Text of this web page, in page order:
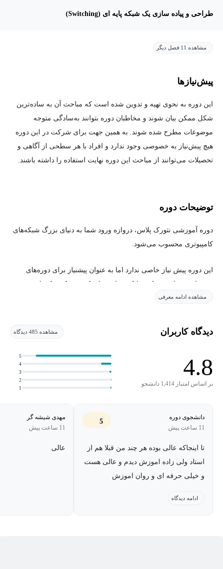
طراحی و پیاده سازی یک شبکه پایه ای (Switching)
مشاهده 11 فصل دیگر
پیش‌نیاز‌ها
این دوره به نحوی تهیه و تدوین شده است که مباحث آن به ساده‌ترین
شکل ممکن بیان شوند و مخاطبان دوره بتوانند به‌سادگی متوجه
موضوعات مطرح شده شوند. به همین جهت برای شرکت در این دوره
هیچ پیش‌نیاز به خصوصی وجود ندارد و افراد با هر سطحی از آگاهی و
تحصیلات می‌توانند از مباحث این دوره نهایت استفاده را داشته باشند.
توضیحات دوره
دوره آموزشی نتورک پلاس، دروازه ورود شما به دنیای بزرگ شبکه‌های
کامپیوتری محسوب می‌شود.
این دوره پیش نیاز خاصی ندارد اما به عنوان پیشنیاز برای دوره‌های
حرفه‌ای‌تر مثل سیسکو، مایکروسافت، لینوکس، میکروتیک، امنیت،
مجازی‌سازی و... می‌باشد. این دوره آموزشی مخاطب خاص ندارد و
نمایند.
مشاهده ادامه معرفی
دیدگاه کاربران مشاهده 485 دیدگاه
4.8
بر اساس امتیاز 1,414 دانشجو
1
2
3
4
5
دانشجوی دوره
11 ساعت پیش
5
تا اینجاکه عالی بوده هر چند من قبلا هم از
استاد ولی زاده اموزش دیدم و عالی هست
و خیلی حرفه ای و روان اموزش
ادامه دیدگاه
مهدی شیشه گر
11 ساعت پیش
عالی